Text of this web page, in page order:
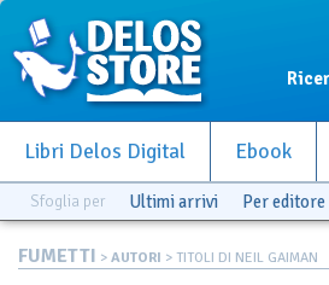
Libri Delos Digital Ebook
Sfoglia per Ultimi arrivi Per editore
FUMETTI > AUTORI > TITOLI DI NEIL GAIMAN